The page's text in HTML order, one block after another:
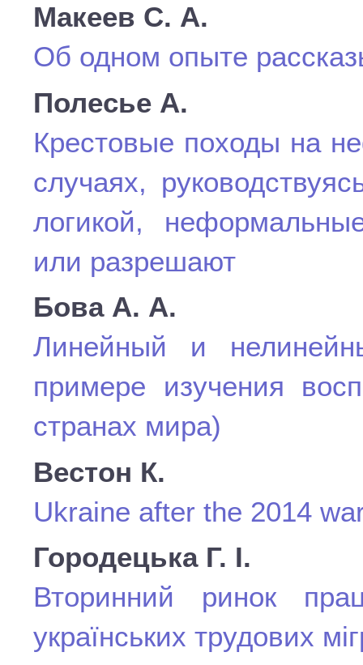
Макеев С. А.
Об одном опыте
Полесье А.
Крестовые походы на
случаях,
логикой,
или разрешают
Бова А. А.
Линейный и
примере изучения
странах мира)
Вестон К.
Ukraine after the 2014
Городецька Г. І.
Вторинний ринок
українських трудових